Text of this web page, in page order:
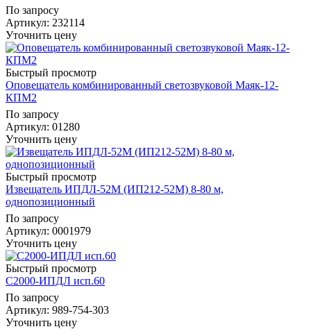
По запросу
Артикул: 232114
Уточнить цену
Быстрый просмотр
Оповещатель комбинированный светозвуковой Маяк-12-
КПМ2
По запросу
Артикул: 01280
Уточнить цену
Быстрый просмотр
Извещатель ИПДЛ-52М (ИП212-52М) 8-80 м,
однопозиционный
По запросу
Артикул: 0001979
Уточнить цену
Быстрый просмотр
С2000-ИПДЛ исп.60
По запросу
Артикул: 989-754-303
Уточнить цену